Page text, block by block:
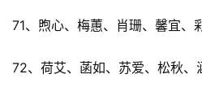
71、煦心、梅蕙、肖珊、馨宜、
72、荷艾、菡如、苏爱、松秋、